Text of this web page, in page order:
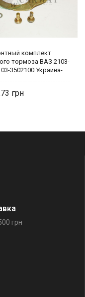
комплект
тормоза ВАЗ 2103-
3502100 Украина-
грн